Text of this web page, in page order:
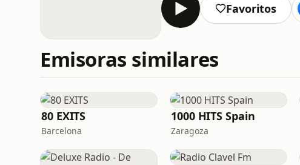
Favoritos
Emisoras similares
80 EXITS
Barcelona
1000 HITS Spain
Zaragoza